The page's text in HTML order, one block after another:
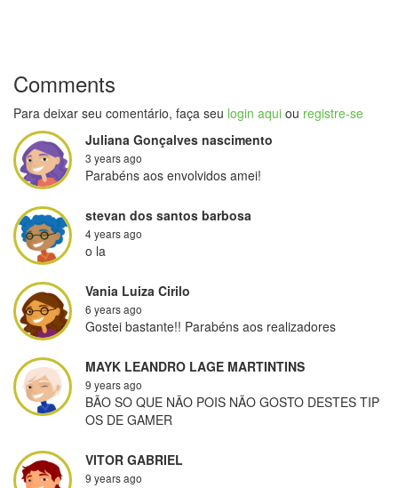
Comments
Para deixar seu comentário, faça seu login aqui ou registre-se
Juliana Gonçalves nascimento
3 years ago
Parabéns aos envolvidos amei!
stevan dos santos barbosa
4 years ago
o la
Vania Luiza Cirilo
6 years ago
Gostei bastante!! Parabéns aos realizadores
MAYK LEANDRO LAGE MARTINTINS
9 years ago
BÃO SO QUE NÃO POIS NÃO GOSTO DESTES TIP
OS DE GAMER
VITOR GABRIEL
9 years ago